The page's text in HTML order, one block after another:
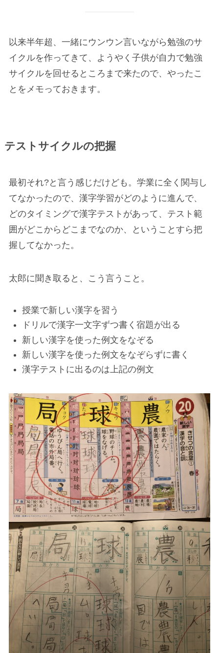
以来半年超、一緒にウンウン言いながら勉強のサ
イクルを作ってきて、ようやく子供が自力で勉強
サイクルを回せるところまで来たので、やったこ
とをメモっておきます。
テスト サイクルの把握
最初それ?と言う感じだけども。学業に全く関与し
てなかったので、漢字学習がどのように進んで、
どのタイミングで漢字テストがあって、テスト範
囲がどこからどこまでなのか、ということすら把
握してなかった。
太郎に聞き取ると、こう言うこと。
授業で新しい漢字を習う
ドリルで漢字一文字ずつ書く宿題が出る
新しい漢字を使った例文をなぞる
新しい漢字を使った例文をなぞらずに書く
漢字テストに出るのは上記の例文